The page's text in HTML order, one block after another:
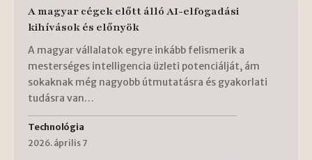
A magyar cégek előtt álló AI-elfogadási
kihívások és előnyök
A magyar vállalatok egyre inkább felismerik a
mesterséges intelligencia üzleti potenciálját, ám
sokaknak még nagyobb útmutatásra és gyakorlati
tudásra van…
Technológia
2026. április 7